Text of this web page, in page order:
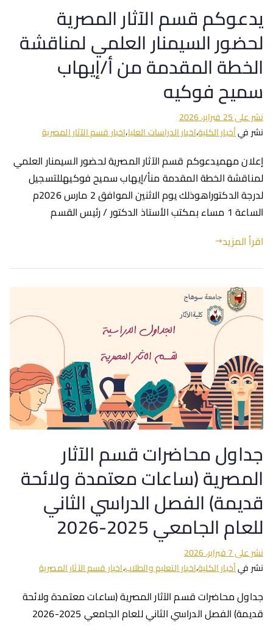
يدعوكم قسم الآثار المصرية
لحضور السيمنار العلمي لمناقشة
الخطة المقدمة من أ/إيهاب
سميح فوكيه
نشر على25 فبراير، 2026
نشر فيأخبار الكلية،اخبار الدراسات العليا،اخبار قسم الآثار المصرية
إعلان مهميدعوكم قسم الآثار المصرية لحضور السيمنار العلمي
لمناقشة الخطة المقدمة منأ/إيهاب سميح فوكيهللتسجيل
لدرجة الدكتوراهوذلك يوم الاثنين الموافق 2 مارس 2026م
الساعة 1 مساء بمكتب الأستاذ الدكتور / رئيس القسم
اقرأ المزيد
جداول محاضرات قسم الآثار
المصرية (ساعات معتمدة ولائحة
قديمة) الفصل الدراسي الثاني
للعام الجامعي 2025-2026
نشر على7 فبراير، 2026
نشر فيأخبار الكلية،اخبار التعليم والطلاب،اخبار قسم الآثار المصرية
جداول محاضرات قسم الآثار المصرية (ساعات معتمدة ولائحة
قديمة) الفصل الدراسي الثاني للعام الجامعي 2025-2026